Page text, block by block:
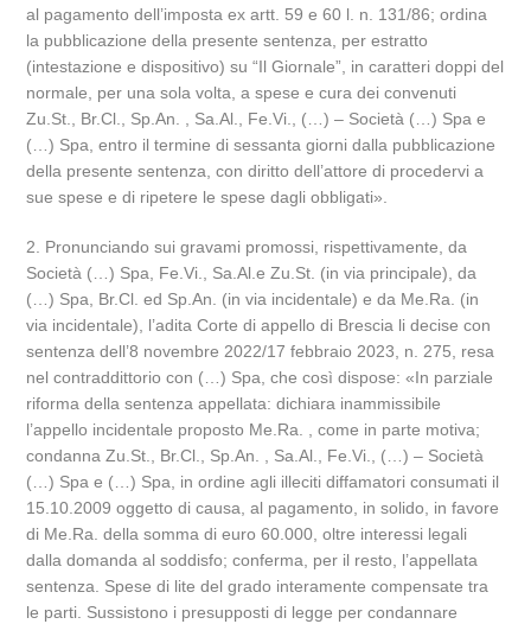
al pagamento dell’imposta ex artt. 59 e 60 l. n. 131/86; ordina
la pubblicazione della presente sentenza, per estratto
(intestazione e dispositivo) su “Il Giornale”, in caratteri doppi del
normale, per una sola volta, a spese e cura dei convenuti
Zu.St., Br.Cl., Sp.An. , Sa.Al., Fe.Vi., (…) – Società (…) Spa e
(…) Spa, entro il termine di sessanta giorni dalla pubblicazione
della presente sentenza, con diritto dell’attore di procedervi a
sue spese e di ripetere le spese dagli obbligati».
2. Pronunciando sui gravami promossi, rispettivamente, da
Società (…) Spa, Fe.Vi., Sa.Al.e Zu.St. (in via principale), da
(…) Spa, Br.Cl. ed Sp.An. (in via incidentale) e da Me.Ra. (in
via incidentale), l’adita Corte di appello di Brescia li decise con
sentenza dell’8 novembre 2022/17 febbraio 2023, n. 275, resa
nel contraddittorio con (…) Spa, che così dispose: «In parziale
riforma della sentenza appellata: dichiara inammissibile
l’appello incidentale proposto Me.Ra. , come in parte motiva;
condanna Zu.St., Br.Cl., Sp.An. , Sa.Al., Fe.Vi., (…) – Società
(…) Spa e (…) Spa, in ordine agli illeciti diffamatori consumati il
15.10.2009 oggetto di causa, al pagamento, in solido, in favore
di Me.Ra. della somma di euro 60.000, oltre interessi legali
dalla domanda al soddisfo; conferma, per il resto, l’appellata
sentenza. Spese di lite del grado interamente compensate tra
le parti. Sussistono i presupposti di legge per condannare